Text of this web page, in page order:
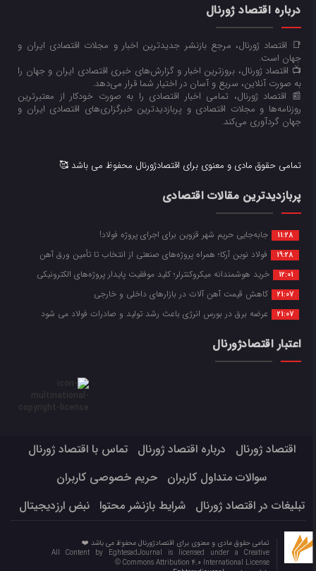
درباره اقتصاد ژورنال
📑 اقتصاد ژورنال، مرجع بازنشر جدیدترین اخبار و مجلات اقتصادی ایران و
جهان است.
📺 اقتصاد ژورنال، بروزترین اخبار و گزارش‌های خبری اقتصادی ایران و جهان را
به صورت آنلاین، سریع و آسان در اختیار شما قرار می‌‌دهد.
📰 اقتصاد ژورنال، تمامی اخبار اقتصادی را به صورت خودکار از معتبرترین
روزنامه‌ها و مجلات اقتصادی و پربازدیدترین خبرگزاری‌های اقتصادی ایران و
جهان گردآوری می‌کند.
تمامی حقوق مادی و معنوی برای اقتصادژورنال محفوظ می باشد 🥰
پربازدیدترین مقالات اقتصادی
11:28 جابه‌جایی حریم شهر قزوین برای اجرای پروژه فولاد!
19:28 فولاد نوین آرکا؛ همراه پروژه‌های صنعتی از انتخاب تا تأمین ورق آهن
12:01 خرید هوشمندانه میکروکنترلر؛ کلید موفقیت پایدار پروژه‌های الکترونیکی
21:07 کاهش قیمت آهن آلات در بازارهای داخلی و خارجی
21:07 عرضه برق در بورس انرژی باعث رشد تولید و صادرات فولاد می شود
اعتبار اقتصادژورنال
اقتصاد ژورنال درباره اقتصاد ژورنال
تماس با اقتصاد ژورنال
سوالات متداول کاربران
حریم خصوصی کاربران
تبلیغات در اقتصاد ژورنال
شرایط بازنشر محتوا نبض ارزدیجیتال
تمامی حقوق مادی و معنوی برای اقتصادژورنال محفوظ می باشد ❤️
All Content by EghtesadJournal is licensed under a Creative
Commons Attribution 4.0 International License ©️